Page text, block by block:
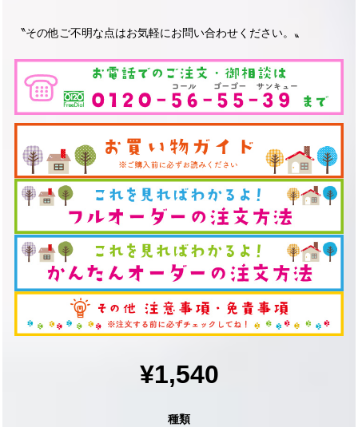
〝その他ご不明な点はお気軽にお問い合わせください。〟
¥1,540
種類